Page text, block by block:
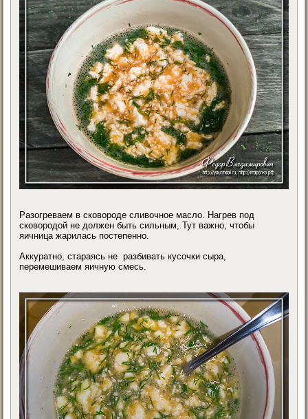
Разогреваем в сковороде сливочное масло. Нагрев под
сковородой не должен быть сильным, Тут важно, чтобы
яичница жарилась постепенно.
Аккуратно, стараясь не разбивать кусочки сыра,
перемешиваем яичную смесь.